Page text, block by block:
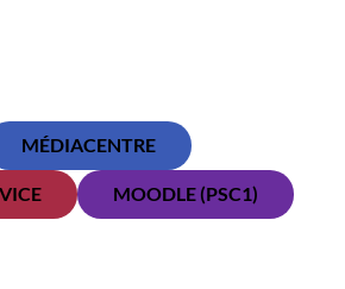
MÉDIACENTRE
MOODLE (PSC1)